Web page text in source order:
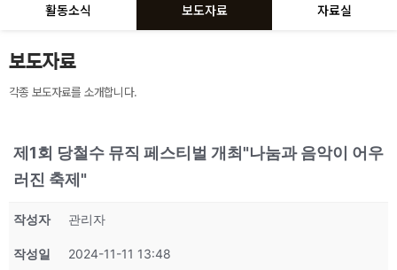
활동소식 보도자료 자료실
보도자료
각종 보도자료를 소개합니다.
제1회 당철수 뮤직 페스티벌 개최"나눔과 음악이 어우
러진 축제"
작성자 관리자
작성일 2024-11-11 13:48